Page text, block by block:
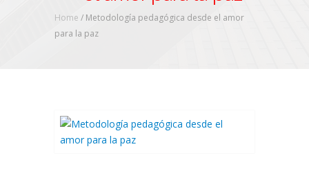
Home / Metodología pedagógica desde el amor
para la paz